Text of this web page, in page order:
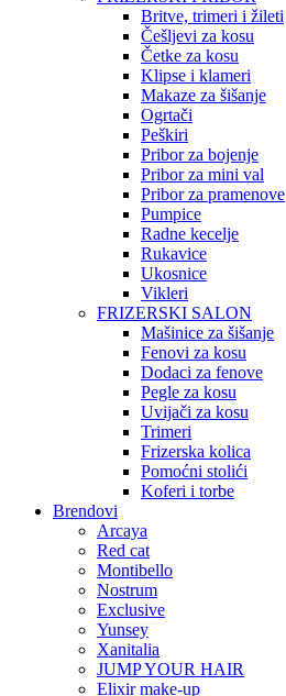
Britve, trimeri i žileti
Češljevi za kosu
Četke za kosu
Klipse i klameri
Makaze za šišanje
Ogrtači
Peškiri
Pribor za bojenje
Pribor za mini val
Pribor za pramenove
Pumpice
Radne kecelje
Rukavice
Ukosnice
Vikleri
FRIZERSKI SALON
Mašinice za šišanje
Fenovi za kosu
Dodaci za fenove
Pegle za kosu
Uvijači za kosu
Trimeri
Frizerska kolica
Pomoćni stolići
Koferi i torbe
Brendovi
Arcaya
Red cat
Montibello
Nostrum
Exclusive
Yunsey
Xanitalia
JUMP YOUR HAIR
Elixir make-up